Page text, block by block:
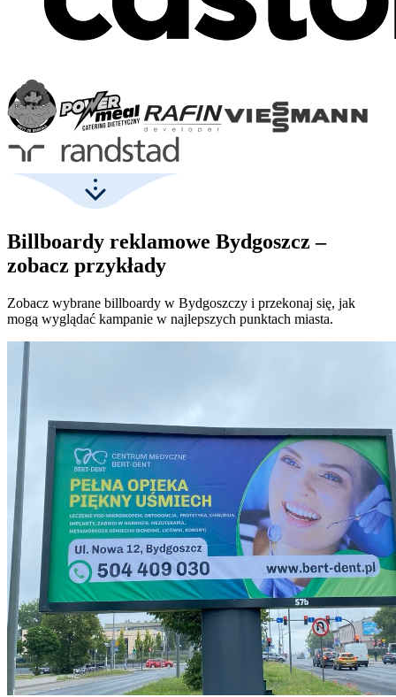
Billboardy reklamowe Bydgoszcz –
zobacz przykłady
Zobacz wybrane billboardy w Bydgoszczy i przekonaj się, jak
mogą wyglądać kampanie w najlepszych punktach miasta.